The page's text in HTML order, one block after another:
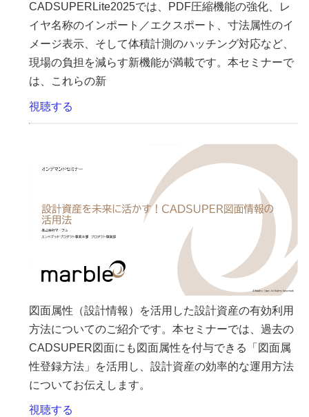
CADSUPERLite2025では、PDF圧縮機能の強化、レ
イヤ名称のインポート／エクスポート、寸法属性のイ
メージ表示、そして体積計測のハッチング対応など、
現場の負担を減らす新機能が満載です。本セミナーで
は、これらの新
視聴する
図面属性（設計情報）を活用した設計資産の有効利用
方法についてのご紹介です。本セミナーでは、過去の
CADSUPER図面にも図面属性を付与できる「図面属
性登録方法」を活用し、設計資産の効率的な運用方法
についてお伝えします。
視聴する